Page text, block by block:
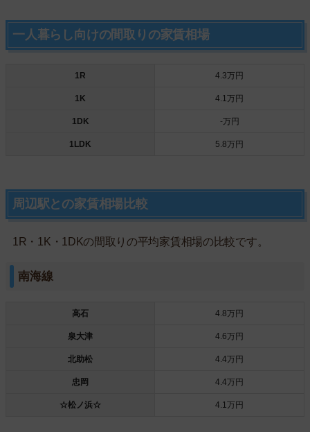
一人暮らし向けの間取りの家賃相場
1R 4.3万円
1K 4.1万円
1DK -万円
1LDK 5.8万円
周辺駅との家賃相場比較
1R・1K・1DKの間取りの平均家賃相場の比較です。
南海線
高石 4.8万円
泉大津 4.6万円
北助松 4.4万円
忠岡 4.4万円
☆松ノ浜☆ 4.1万円